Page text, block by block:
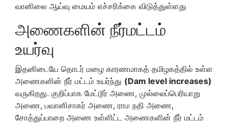
வானிலை ஆய்வு மையம் எச்சரிக்கை விடுத்துள்ளது
அணைகளின் நீர்மட்டம்
உயர்வு
இதனிடையே தொடர் மழை காரணமாகத் தமிழகத்தில் உள்ள
அணைகளின் நீர் மட்டம் உயர்ந்து (Dam level increases)
வருகிறது. குறிப்பாக மேட்டூர் அணை, முல்லைப்பெரியாறு
அணை, பவானிசாகர் அணை, ராம நதி அணை,
சோத்துப்பாறை அணை உள்ளிட்ட அணைகளின் நீர் மட்டம்